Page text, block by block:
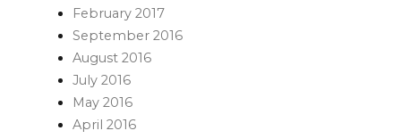
February 2017
September 2016
August 2016
July 2016
May 2016
April 2016